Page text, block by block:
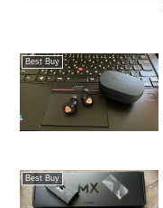
Best Buy
Best Buy